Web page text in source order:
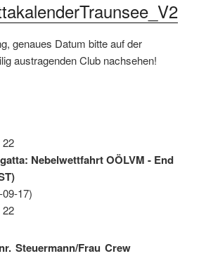
genaues Datum bitte auf der
austragenden Club nachsehen!
22
Nebelwettfahrt OÖLVM - End
17)
22
Steuermann/Frau Crew